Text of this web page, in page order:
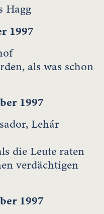
Hagg
1997
als was schon
1997
Lehár
die Leute raten
verdächtigen
1997